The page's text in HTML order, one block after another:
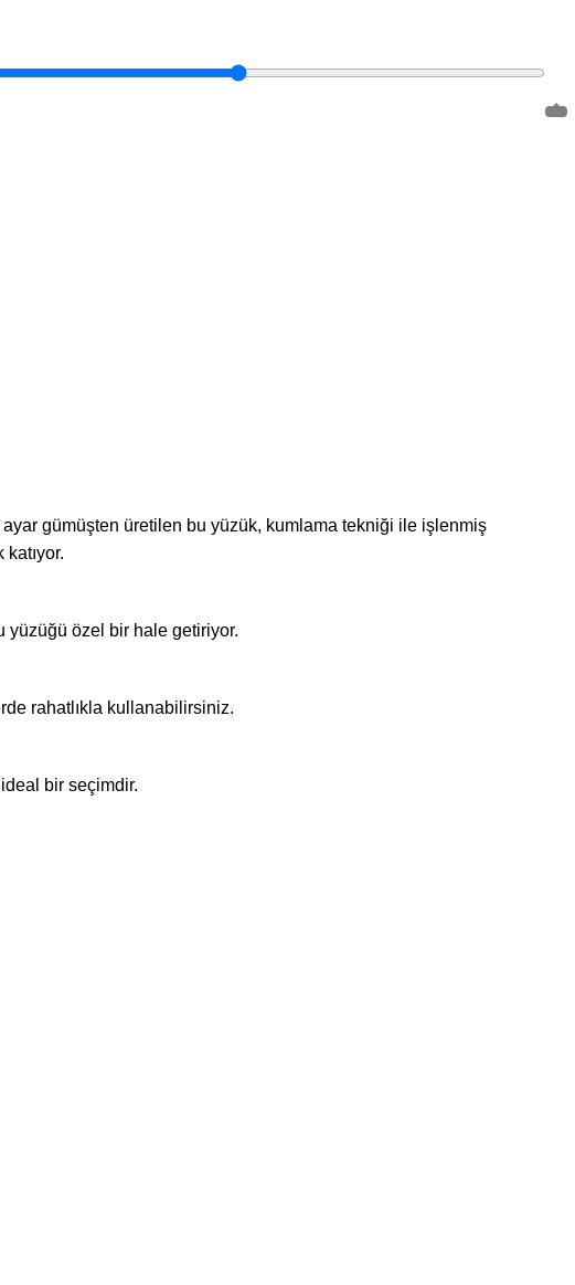
gümüşten üretilen bu yüzük, kumlama tekniği ile işlenmiş
yüzüğü özel bir hale getiriyor.
rahatlıkla kullanabilirsiniz.
bir seçimdir.